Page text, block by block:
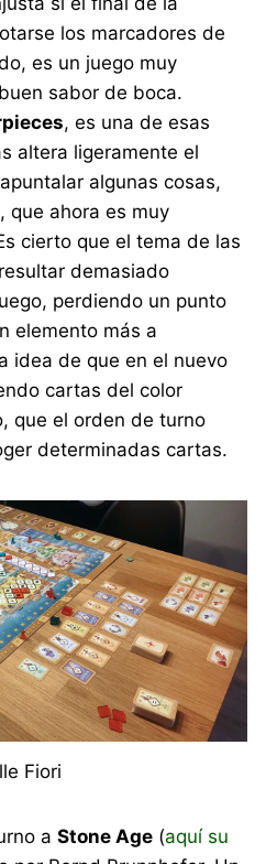
los marcadores de
es un juego muy
sabor de boca.
, es una de esas
altera ligeramente el
algunas cosas,
que ahora es muy
cierto que el tema de las
demasiado
perdiendo un punto
elemento más a
idea de que en el nuevo
cartas del color
que el orden de turno
determinadas cartas.
Fiori
aStone Age (aquí su